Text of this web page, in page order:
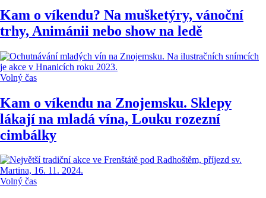
Kam o víkendu? Na mušketýry, vánoční
trhy, Animánii nebo show na ledě
Volný čas
Kam o víkendu na Znojemsku. Sklepy
lákají na mladá vína, Louku rozezní
cimbálky
Volný čas